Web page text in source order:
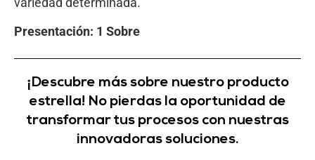
Presentación: 1 Sobre
¡Descubre más sobre nuestro producto
estrella! No pierdas la oportunidad de
transformar tus procesos con nuestras
innovadoras soluciones.